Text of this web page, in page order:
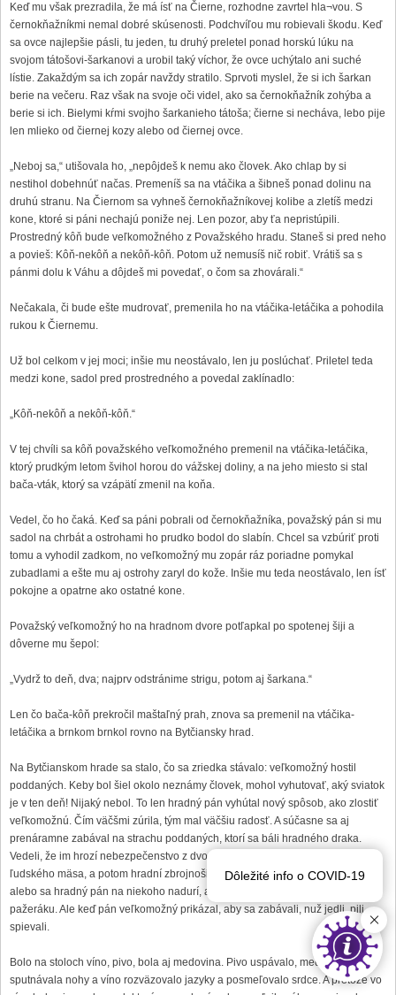
Keď mu však prezradila, že má ísť na Čierne, rozhodne zavrtel hla¬vou. S
černokňažníkmi nemal dobré skúsenosti. Podchvíľou mu robievali škodu. Keď
sa ovce najlepšie pásli, tu jeden, tu druhý preletel ponad horskú lúku na
svojom tátošovi-šarkanovi a urobil taký víchor, že ovce uchýtalo ani suché
lístie. Zakaždým sa ich zopár navždy stratilo. Sprvoti myslel, že si ich šarkan
berie na večeru. Raz však na svoje oči videl, ako sa černokňažník zohýba a
berie si ich. Bielymi kŕmi svojho šarkanieho tátoša; čierne si necháva, lebo pije
len mlieko od čiernej kozy alebo od čiernej ovce.
„Neboj sa,“ utišovala ho, „nepôjdeš k nemu ako človek. Ako chlap by si
nestihol dobehnúť načas. Premeníš sa na vtáčika a šibneš ponad dolinu na
druhú stranu. Na Čiernom sa vyhneš černokňažníkovej kolibe a zletíš medzi
kone, ktoré si páni nechajú poniže nej. Len pozor, aby ťa nepristúpili.
Prostredný kôň bude veľkomožného z Považského hradu. Staneš si pred neho
a povieš: Kôň-nekôň a nekôň-kôň. Potom už nemusíš nič robiť. Vrátiš sa s
pánmi dolu k Váhu a dôjdeš mi povedať, o čom sa zhovárali.“
Nečakala, či bude ešte mudrovať, premenila ho na vtáčika-letáčika a pohodila
rukou k Čiernemu.
Už bol celkom v jej moci; inšie mu neostávalo, len ju poslúchať. Priletel teda
medzi kone, sadol pred prostredného a povedal zaklínadlo:
„Kôň-nekôň a nekôň-kôň.“
V tej chvíli sa kôň považského veľkomožného premenil na vtáčika-letáčika,
ktorý prudkým letom švihol horou do vážskej doliny, a na jeho miesto si stal
bača-vták, ktorý sa vzápätí zmenil na koňa.
Vedel, čo ho čaká. Keď sa páni pobrali od černokňažníka, považský pán si mu
sadol na chrbát a ostrohami ho prudko bodol do slabín. Chcel sa vzbúriť proti
tomu a vyhodil zadkom, no veľkomožný mu zopár ráz poriadne pomykal
zubadlami a ešte mu aj ostrohy zaryl do kože. Inšie mu teda neostávalo, len ísť
pokojne a opatrne ako ostatné kone.
Považský veľkomožný ho na hradnom dvore potľapkal po spotenej šiji a
dôverne mu šepol:
„Vydrž to deň, dva; najprv odstránime strigu, potom aj šarkana.“
Len čo bača-kôň prekročil maštaľný prah, znova sa premenil na vtáčika-
letáčika a brnkom brnkol rovno na Bytčiansky hrad.
Na Bytčianskom hrade sa stalo, čo sa zriedka stávalo: veľkomožný hostil
poddaných. Keby bol šiel okolo neznámy človek, mohol vyhutovať, aký sviatok
je v ten deň! Nijaký nebol. To len hradný pán vyhútal nový spôsob, ako zlostiť
veľkomožnú. Čím väčšmi zúrila, tým mal väčšiu radosť. A súčasne sa aj
prenáramne zabával na strachu poddaných, ktorí sa báli hradného draka.
Vedeli, že im hrozí nebezpečenstvo z dvoch strán: Alebo sa drakovi zažiada
ľudského mäsa, a potom hradní zbrojnoši jedného z nich hodia do pivnice,
alebo sa hradný pán na niekoho nadurí, a nešťastník skončí v dračom
pažeráku. Ale keď pán veľkomožný prikázal, aby sa zabávali, nuž jedli, pili,
spievali.
Bolo na stoloch víno, pivo, bola aj medovina. Pivo uspávalo, medovi¬na
sputnávala nohy a víno rozväzovalo jazyky a posmeľovalo srdce. A pretože vo
Dôležité info o COVID-19